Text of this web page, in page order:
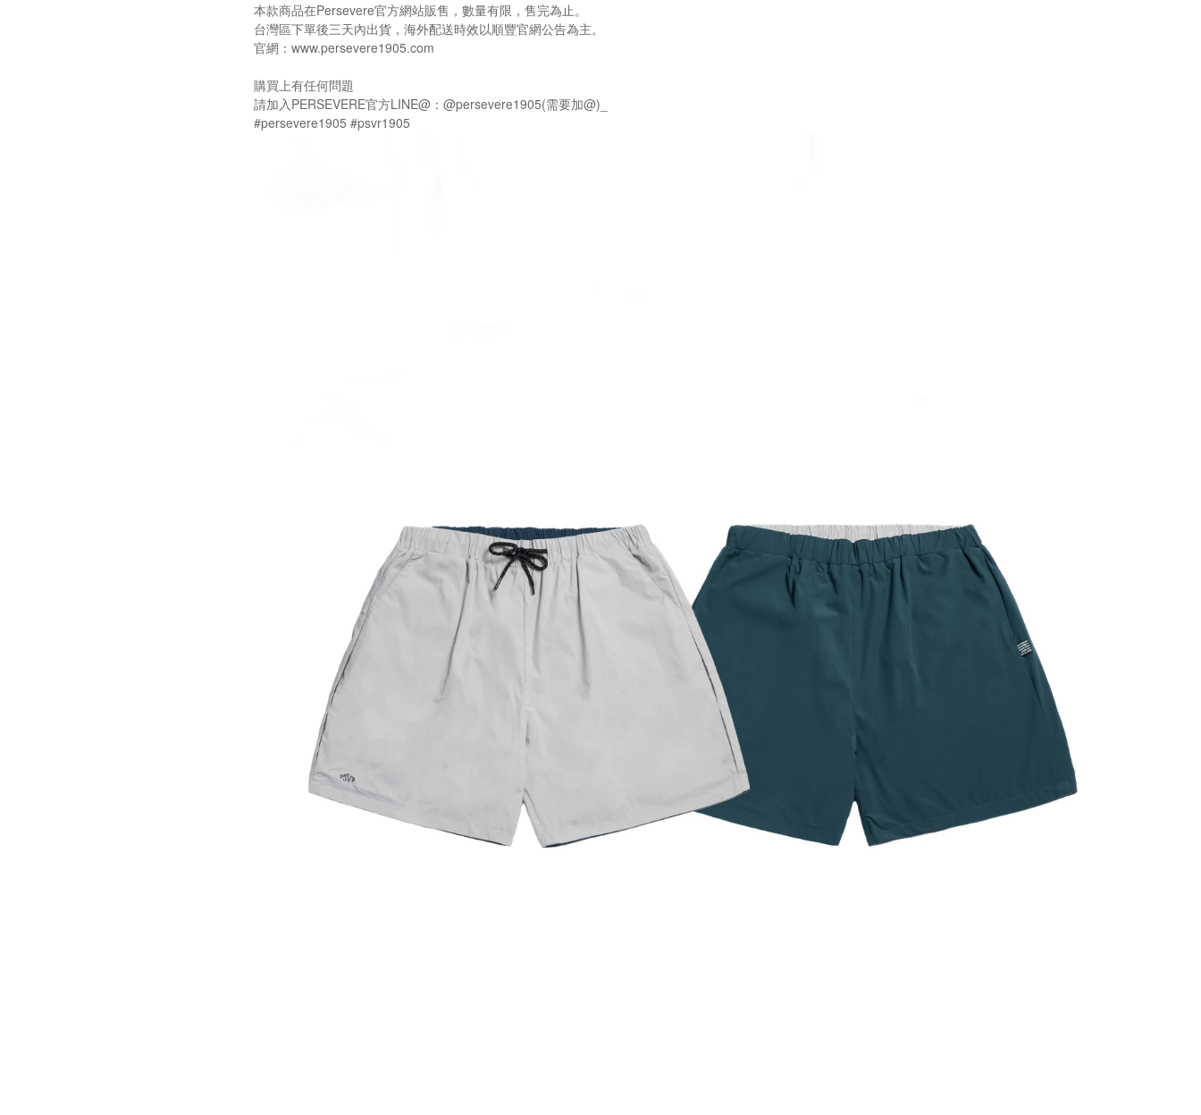
本款商品在Persevere官方網站販售，數量有限，售完為止。
台灣區下單後三天內出貨，海外配送時效以順豐官網公告為主。
官網：www.persevere1905.com
購買上有任何問題
請加入PERSEVERE官方LINE@：@persevere1905(需要加@)_
#persevere1905 #psvr1905